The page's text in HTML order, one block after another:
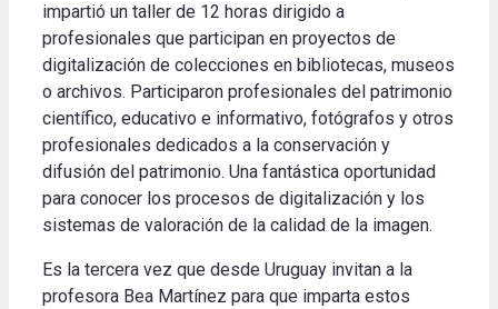
impartió un taller de 12 horas dirigido a
profesionales que participan en proyectos de
digitalización de colecciones en bibliotecas, museos
o archivos. Participaron profesionales del patrimonio
científico, educativo e informativo, fotógrafos y otros
profesionales dedicados a la conservación y
difusión del patrimonio. Una fantástica oportunidad
para conocer los procesos de digitalización y los
sistemas de valoración de la calidad de la imagen.
Es la tercera vez que desde Uruguay invitan a la
profesora Bea Martínez para que imparta estos